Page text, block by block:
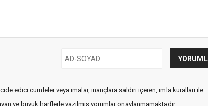
edici cümleler veya imalar, inançlara saldırı içeren, imla kuralları ile
ve büyük harflerle yazılmış yorumlar onaylanmamaktadır.